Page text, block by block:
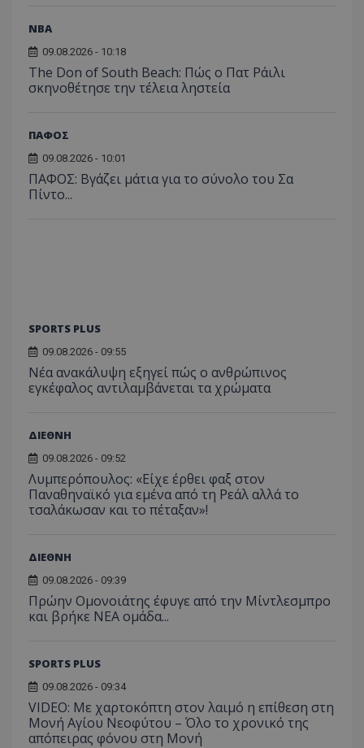
NBA
09.08.2026 - 10:18
The Don of South Beach: Πώς ο Πατ Ράιλι
σκηνοθέτησε την τέλεια ληστεία
ΠΑΦΟΣ
09.08.2026 - 10:01
ΠΑΦΟΣ: Βγάζει μάτια για το σύνολο του Σα
Πίντο...
SPORTS PLUS
09.08.2026 - 09:55
Νέα ανακάλυψη εξηγεί πώς ο ανθρώπινος
εγκέφαλος αντιλαμβάνεται τα χρώματα
ΔΙΕΘΝΗ
09.08.2026 - 09:52
Λυμπερόπουλος: «Είχε έρθει φαξ στον
Παναθηναϊκό για εμένα από τη Ρεάλ αλλά το
τσαλάκωσαν και το πέταξαν»!
ΔΙΕΘΝΗ
09.08.2026 - 09:39
Πρώην Ομονοιάτης έφυγε από την Μίντλεσμπρο
και βρήκε ΝΕΑ ομάδα...
SPORTS PLUS
09.08.2026 - 09:34
VIDEO: Με χαρτοκόπτη στον λαιμό η επίθεση στη
Μονή Αγίου Νεοφύτου – Όλο το χρονικό της
απόπειρας φόνου στη Μονή